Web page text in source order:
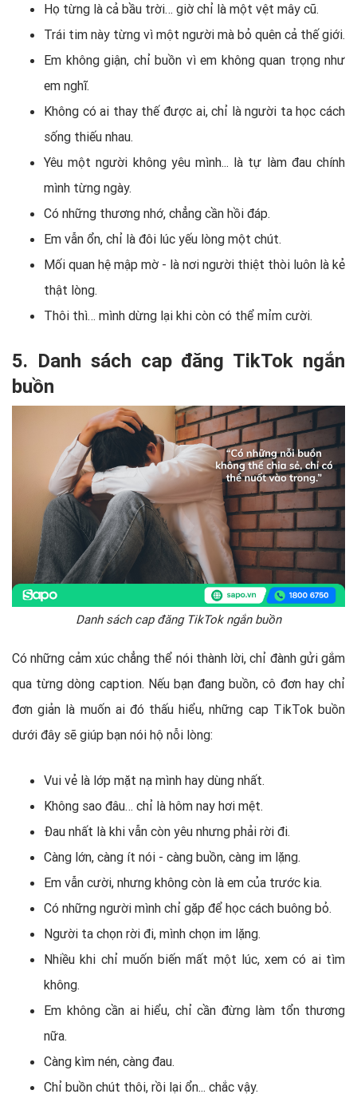
Họ từng là cả bầu trời… giờ chỉ là một vệt mây cũ.
Trái tim này từng vì một người mà bỏ quên cả thế giới.
Em không giận, chỉ buồn vì em không quan trọng như
em nghĩ.
Không có ai thay thế được ai, chỉ là người ta học cách
sống thiếu nhau.
Yêu một người không yêu mình... là tự làm đau chính
mình từng ngày.
Có những thương nhớ, chẳng cần hồi đáp.
Em vẫn ổn, chỉ là đôi lúc yếu lòng một chút.
Mối quan hệ mập mờ - là nơi người thiệt thòi luôn là kẻ
thật lòng.
Thôi thì… mình dừng lại khi còn có thể mỉm cười.
5. Danh sách cap đăng TikTok ngắn
buồn
Danh sách cap đăng TikTok ngắn buồn
Có những cảm xúc chẳng thể nói thành lời, chỉ đành gửi gắm
qua từng dòng caption. Nếu bạn đang buồn, cô đơn hay chỉ
đơn giản là muốn ai đó thấu hiểu, những cap TikTok buồn
dưới đây sẽ giúp bạn nói hộ nỗi lòng:
Vui vẻ là lớp mặt nạ mình hay dùng nhất.
Không sao đâu… chỉ là hôm nay hơi mệt.
Đau nhất là khi vẫn còn yêu nhưng phải rời đi.
Càng lớn, càng ít nói - càng buồn, càng im lặng.
Em vẫn cười, nhưng không còn là em của trước kia.
Có những người mình chỉ gặp để học cách buông bỏ.
Người ta chọn rời đi, mình chọn im lặng.
Nhiều khi chỉ muốn biến mất một lúc, xem có ai tìm
không.
Em không cần ai hiểu, chỉ cần đừng làm tổn thương
nữa.
Càng kìm nén, càng đau.
Chỉ buồn chút thôi, rồi lại ổn... chắc vậy.